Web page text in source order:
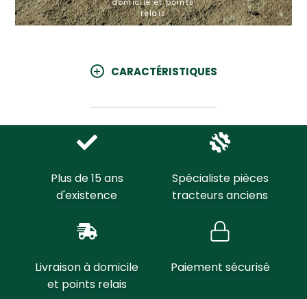
domicile et points
relais
CARACTÉRISTIQUES
Plus de 15 ans
d'existence
Spécialiste pièces
tracteurs anciens
Livraison à domicile
et points relais
Paiement sécurisé